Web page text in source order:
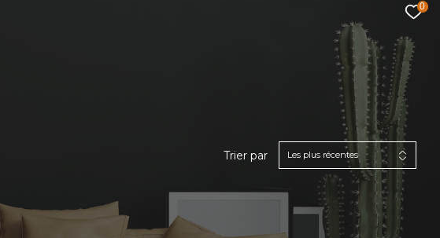
0
Trier par Les plus récentes